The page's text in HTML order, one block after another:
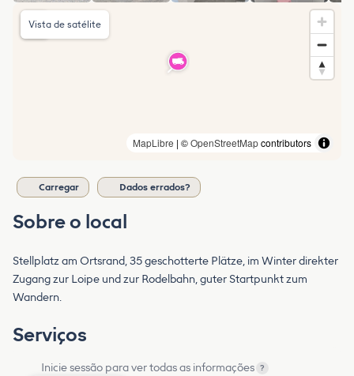
MapLibre | ©OpenStreetMapcontributors
Vista de satélite
Carregar Dados errados?
Sobre o local
Stellplatz am Ortsrand, 35 geschotterte Plätze, im Winter direkter
Zugang zur Loipe und zur Rodelbahn, guter Startpunkt zum
Wandern.
Serviços
Inicie sessão para ver todas as informações ?